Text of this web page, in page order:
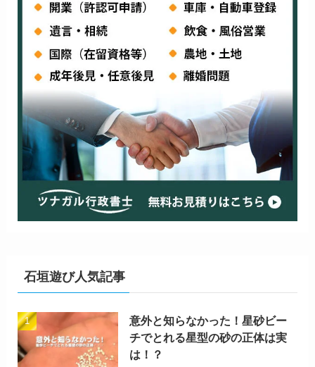
石垣遊び人気記事
意外と知らなかった！星砂ビー
チでとれる星型の砂の正体は実
は！？